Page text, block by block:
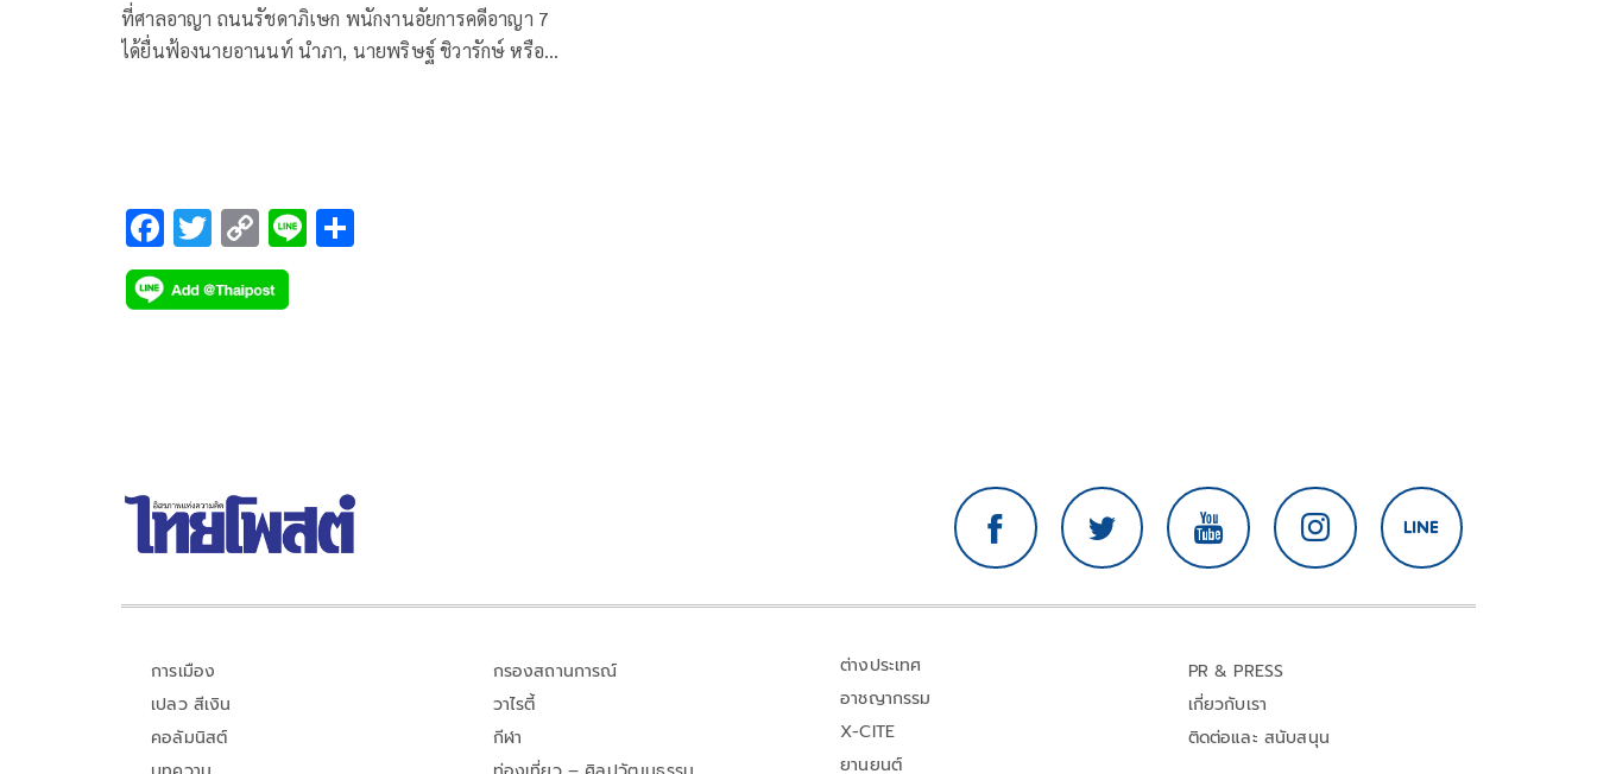
ที่ศาลอาญา ถนนรัชดาภิเษก พนักงานอัยการคดีอาญา 7
ได้ยื่นฟ้องนายอานนท์ นำภา, นายพริษฐ์ ชิวารักษ์ หรือ
F
ac
e
T
wi
tt
C
o
p
Li
การเมือง
เปลว สีเงิน
คอลัมนิสต์
กรองสถานการณ์
วาไรตี้
กีฬา
ต่างประเทศ
อาชญากรรม
X-CITE
ยานยนต์
PR & PRESS
เกี่ยวกับเรา
ติดต่อและ สนับสนุน